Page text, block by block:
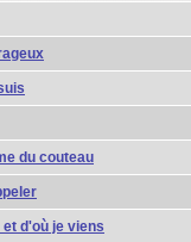
du couteau
d'où je viens